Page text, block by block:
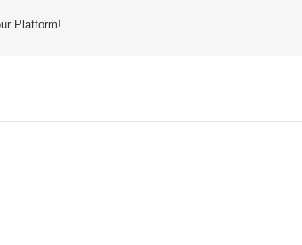
Platform!